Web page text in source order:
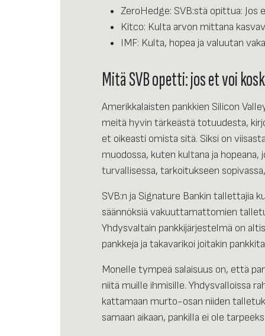
ZeroHedge: SVB:stä opittua: Jos
Kitco: Kulta arvon mittana
IMF: Kulta, hopea ja valuutan
Mitä SVB opetti: jos et voi
Amerikkalaisten pankkien Silicon
meitä hyvin tärkeästä totuudesta,
et oikeasti omista sitä. Siksi on
muodossa, kuten kultana ja
turvallisessa, tarkoitukseen
SVB:n ja Signature Bankin tallettajia
säännöksiä vakuuttamattomien
Yhdysvaltain pankkijärjestelmä on
pankkeja ja takavarikoi joitakin
Monelle tympeä salaisuus on, että
niitä muille ihmisille. Yhdysvalloissa
kattamaan murto-osan niiden
samaan aikaan, pankilla ei ole